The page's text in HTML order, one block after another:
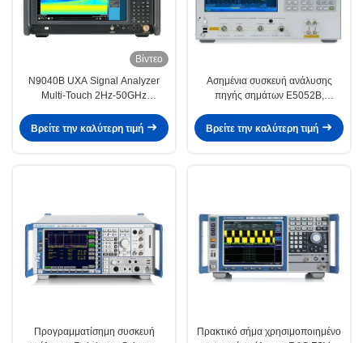
Βίντεο
N9040B UXA Signal Analyzer
Multi-Touch 2Hz-50GHz
Βρείτε την καλύτερη τιμή
Ασημένια συσκευή ανάλυσης
πηγής σημάτων E5052B,
σημάτων δικτύων
Βρείτε την καλύτερη τιμή
Προγραμματίσημη συσκευή
Πρακτικό σήμα χρησιμοποιημένο